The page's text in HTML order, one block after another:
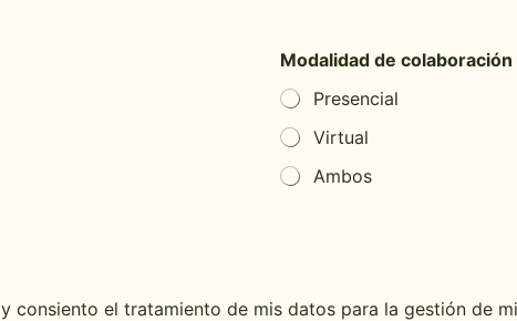
Modalidad de colaboración
Presencial
Virtual
Ambos
y consiento el tratamiento de mis datos para la gestión de